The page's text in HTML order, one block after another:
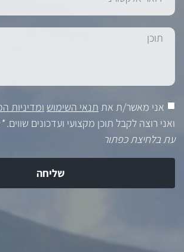
אני מאשר/ת את תנאי השימוש ומדיניות
ואני רוצה לקבל תוכן מקצועי ועדכונים שווים.
עת בלחיצת כפתור
שליחה